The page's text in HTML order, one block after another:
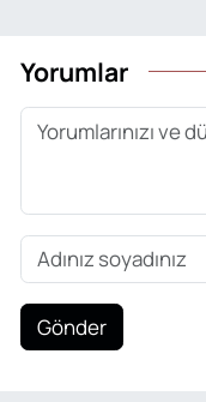
Yorumlar
Gönder